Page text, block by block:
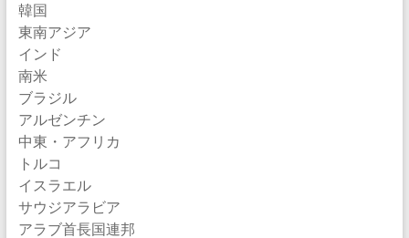
韓国
東南アジア
インド
南米
ブラジル
アルゼンチン
中東・アフリカ
トルコ
イスラエル
サウジアラビア
アラブ首長国連邦